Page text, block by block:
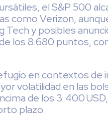
el S&P 500
como Verizon,
Tech y posibles
los 8.680 puntos,
en contextos
volatilidad en las
de los 3.400
plazo.